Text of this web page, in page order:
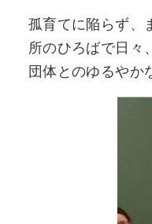
孤育てに陥らず、
所のひろばで日々
団体とのゆるやか